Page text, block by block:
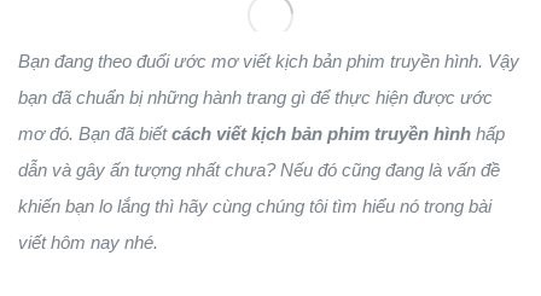
Bạn đang theo đuổi ước mơ viết kịch bản phim truyền hình. Vậy
bạn đã chuẩn bị những hành trang gì để thực hiện được ước
mơ đó. Bạn đã biếtcách viết kịch bản phim truyền hình hấp
dẫn và gây ấn tượng nhất chưa? Nếu đó cũng đang là vấn đề
khiến bạn lo lắng thì hãy cùng chúng tôi tìm hiểu nó trong bài
viết hôm nay nhé.